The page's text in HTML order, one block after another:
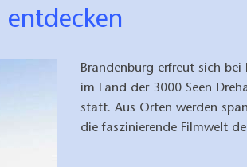
entdecken
Brandenburg erfreut sich
im Land der 3000 Seen
statt. Aus Orten werden
die faszinierende Filmwelt